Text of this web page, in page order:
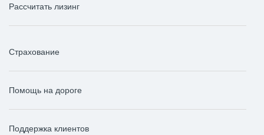
Рассчитать лизинг
Страхование
Помощь на дороге
Поддержка клиентов